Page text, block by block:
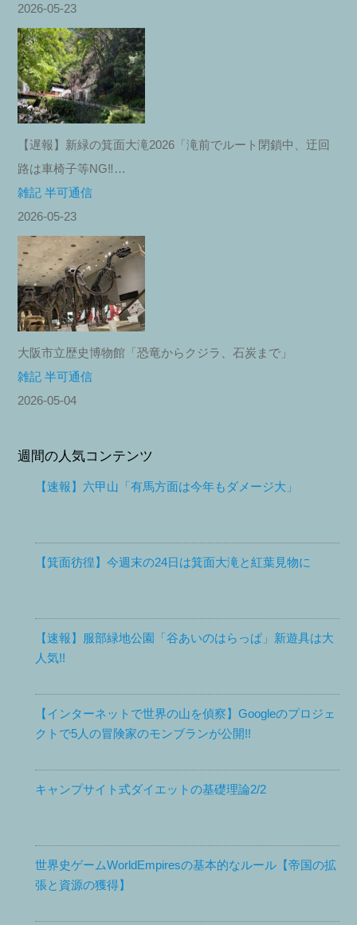
2026-05-23
【遅報】新緑の箕面大滝2026「滝前でルート閉鎖中、迂回
路は車椅子等NG‼︎…
雑記 半可通信
2026-05-23
大阪市立歴史博物館「恐竜からクジラ、石炭まで」
雑記 半可通信
2026-05-04
週間の人気コンテンツ
【速報】六甲山「有馬方面は今年もダメージ大」
【箕面彷徨】今週末の24日は箕面大滝と紅葉見物に
【速報】服部緑地公園「谷あいのはらっぱ」新遊具は大
人気!!
【インターネットで世界の山を偵察】Googleのプロジェ
クトで5人の冒険家のモンブランが公開!!
キャンプサイト式ダイエットの基礎理論2/2
世界史ゲームWorldEmpiresの基本的なルール【帝国の拡
張と資源の獲得】